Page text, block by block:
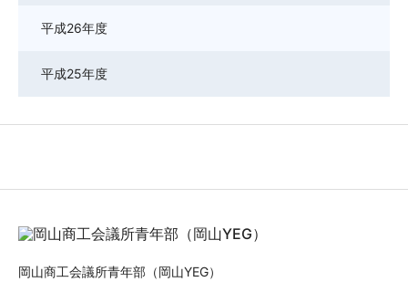
平成26年度
平成25年度
岡山商工会議所青年部（岡山YEG）